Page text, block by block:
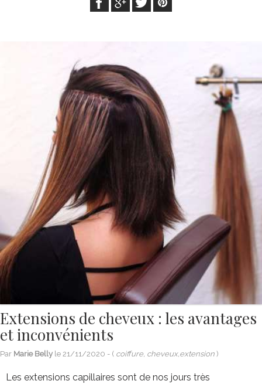
Extensions de cheveux : les avantages
et inconvénients
Par Marie Belly le 21/11/2020 - ( coiffure, cheveux,extension )
Les extensions capillaires sont de nos jours très